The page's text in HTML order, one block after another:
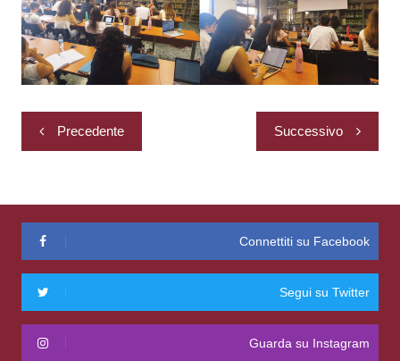
Navigazione
articoli
Precedente Successivo
Connettiti su Facebook
Segui su Twitter
Guarda su Instagram